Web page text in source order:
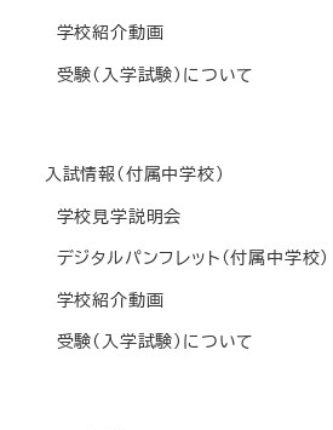
学校紹介動画
受験(入学試験)について
入試情報(付属中学校)
学校見学説明会
デジタルパンフレット(付属中学校)
学校紹介動画
受験(入学試験)について